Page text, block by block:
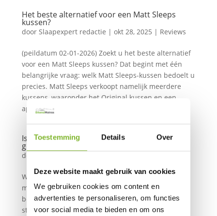
Toestemming Details Over
Deze website maakt gebruik van cookies
We gebruiken cookies om content en
advertenties te personaliseren, om functies
voor social media te bieden en om ons
Het beste alternatief voor een Matt Sleeps
kussen?
door Slaapexpert redactie | okt 28, 2025 | Reviews
(peildatum 02-01-2026) Zoekt u het beste alternatief
voor een Matt Sleeps kussen? Dat begint met één
belangrijke vraag: welk Matt Sleeps-kussen bedoelt u
precies. Matt Sleeps verkoopt namelijk meerdere
kussens, waaronder het Original kussen en een
apart product dat...
Is het Hypnia Supreme Wellness matras zijn
geld waard?
door
Wanneer u overweegt te investeren in een nieuw
matras, wilt u zeker weten dat elke euro goed
besteed is. Het Hypnia Supreme Wellness matras
staat bekend om zijn royale comfortlagen en het